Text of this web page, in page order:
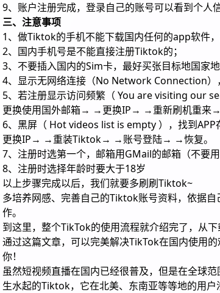
9、账户注册完成，登录自己的账号可以看到个人
三、注意事项
1、做Tiktok的手机不能下载国内任何的app软件
2、国内手机号是不能直接注册Tiktok的；
3、不要插入国内的Sim卡，最好买张目标地国家地
4、显示无网络连接（No Network Connection）
5、若注册显示访问频繁（ You are visiting our
更换使用国外邮箱→ →更换IP→ →重新刷机重来→
6、黑屏（ Hot videos list is empty ），找到
更换IP→ →重装Tiktok→ →账号登陆→ →恢复。
7、注册时选第一个，邮箱用GMail的邮箱（不要用
8、注册时选择年龄时要大于18岁
以上步骤完成以后，我们就要多刷刷Tiktok~
多培养网感、完善自己的Tiktok账号资料，依据
作。
到这里，整个TikTok的使用流程就介绍完了，从
通过这篇文章，可以完美解决TikTok在国内使用
你！
虽然短视频直播在国内已经很普及，但是在全球
生水起的Tiktok，它在北美、东南亚等等地的用